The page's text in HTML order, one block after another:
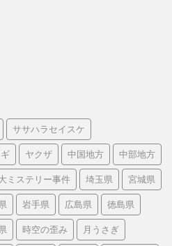
ササハラセイスケ
ヤクザ 中国地方 中部地方
ミステリー事件 埼玉県 宮城県
岩手県 広島県 徳島県
時空の歪み 月うさぎ